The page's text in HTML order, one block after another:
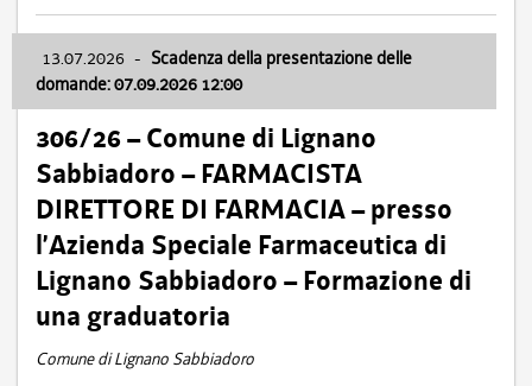
13.07.2026 - Scadenza della presentazione delle
domande: 07.09.2026 12:00
306/26 – Comune di Lignano
Sabbiadoro – FARMACISTA
DIRETTORE DI FARMACIA – presso
l’Azienda Speciale Farmaceutica di
Lignano Sabbiadoro – Formazione di
una graduatoria
Comune di Lignano Sabbiadoro